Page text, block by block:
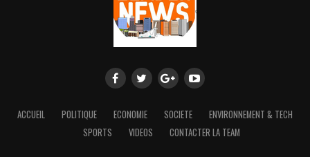
ACCUEIL POLITIQUE ECONOMIE SOCIETE
ENVIRONNEMENT & TECH
SPORTS
VIDEOS CONTACTER LA TEAM